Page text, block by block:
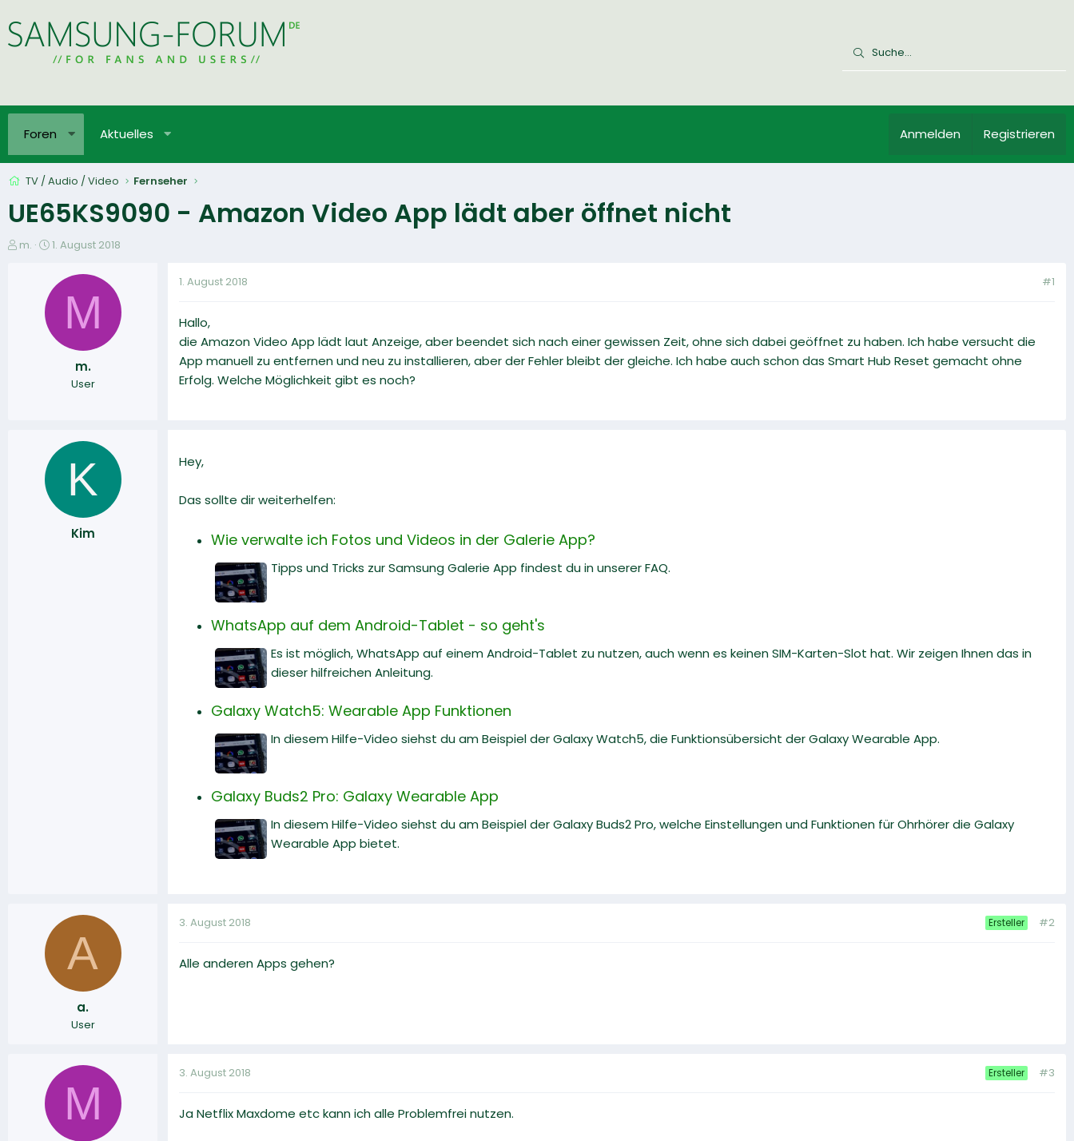
Foren Aktuelles Anmelden Registrieren
TV / Audio / Video Fernseher
UE65KS9090 - Amazon Video App lädt aber öffnet nicht
E
m.
E
t
l
1. August 2018
M
m.
User
1. August 2018 #1
Hallo,
die Amazon Video App lädt laut Anzeige, aber beendet sich nach einer gewissen Zeit, ohne sich dabei geöffnet zu haben. Ich habe versucht die
App manuell zu entfernen und neu zu installieren, aber der Fehler bleibt der gleiche. Ich habe auch schon das Smart Hub Reset gemacht ohne
Erfolg. Welche Möglichkeit gibt es noch?
K
Kim
Hey,
Das sollte dir weiterhelfen:
Wie verwalte ich Fotos und Videos in der Galerie App?
Tipps und Tricks zur Samsung Galerie App findest du in unserer FAQ.
WhatsApp auf dem Android-Tablet - so geht's
Es ist möglich, WhatsApp auf einem Android-Tablet zu nutzen, auch wenn es keinen SIM-Karten-Slot hat. Wir zeigen Ihnen das in
dieser hilfreichen Anleitung.
Galaxy Watch5: Wearable App Funktionen
In diesem Hilfe-Video siehst du am Beispiel der Galaxy Watch5, die Funktionsübersicht der Galaxy Wearable App.
Galaxy Buds2 Pro: Galaxy Wearable App
In diesem Hilfe-Video siehst du am Beispiel der Galaxy Buds2 Pro, welche Einstellungen und Funktionen für Ohrhörer die Galaxy
Wearable App bietet.
A
a.
User
3. August 2018 Ersteller #2
Alle anderen Apps gehen?
M
3. August 2018 Ersteller #3
Ja Netflix Maxdome etc kann ich alle Problemfrei nutzen.